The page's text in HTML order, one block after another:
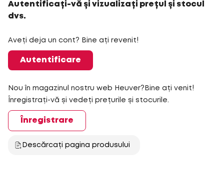
Autentificați-vă și vizualizați prețul și stocul
dvs.
Aveți deja un cont? Bine ați revenit!
Autentificare
Nou în magazinul nostru web Heuver?Bine ați venit!
Înregistrați-vă și vedeți prețurile și stocurile.
Înregistrare
Descărcați pagina produsului